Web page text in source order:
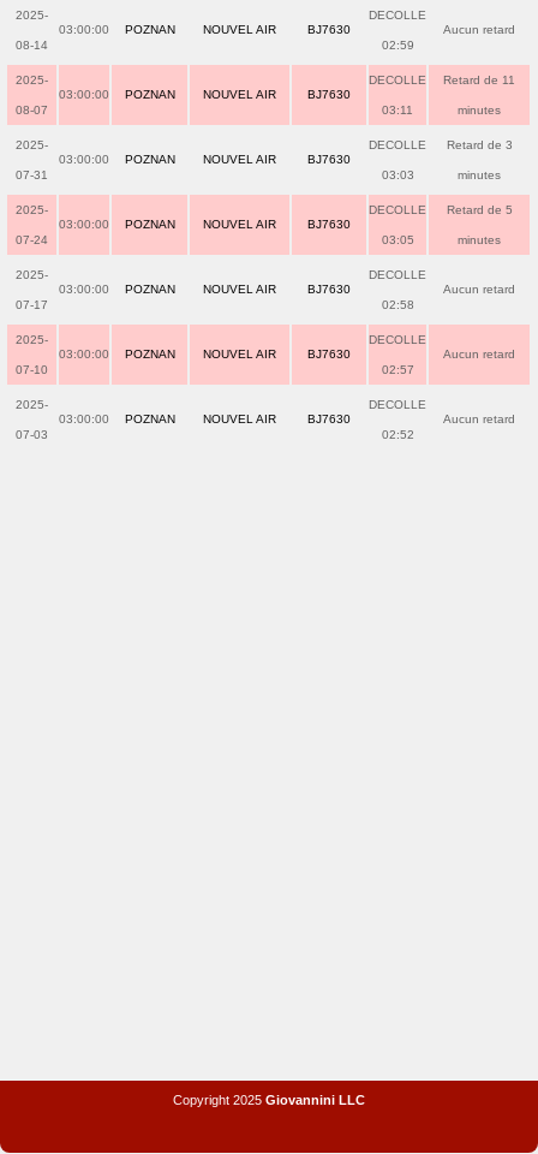
2025-
08-14
03:00:00 POZNAN NOUVEL AIR BJ7630
DECOLLE
02:59
Aucun retard
2025-
08-07
03:00:00 POZNAN NOUVEL AIR BJ7630
DECOLLE
03:11
Retard de 11
minutes
2025-
07-31
03:00:00 POZNAN NOUVEL AIR BJ7630
DECOLLE
03:03
Retard de 3
minutes
2025-
07-24
03:00:00 POZNAN NOUVEL AIR BJ7630
DECOLLE
03:05
Retard de 5
minutes
2025-
07-17
03:00:00 POZNAN NOUVEL AIR BJ7630
DECOLLE
02:58
Aucun retard
2025-
07-10
03:00:00 POZNAN NOUVEL AIR BJ7630
DECOLLE
02:57
Aucun retard
2025-
07-03
03:00:00 POZNAN NOUVEL AIR BJ7630
DECOLLE
02:52
Aucun retard
Copyright 2025 Giovannini LLC